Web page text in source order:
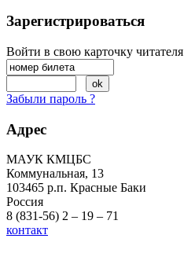
Зарегистрироваться
Войти в свою карточку читателя
Забыли пароль ?
Адрес
МАУК КМЦБС
Коммунальная, 13
103465 р.п. Красные Баки
Россия
8 (831-56) 2 – 19 – 71
контакт